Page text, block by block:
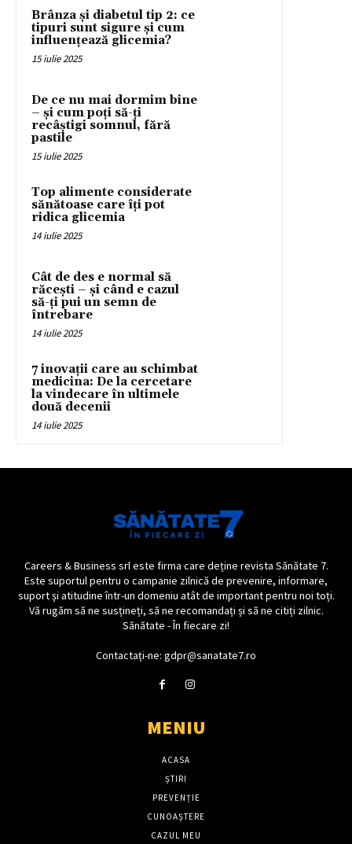
Brânza și diabetul tip 2: ce
tipuri sunt sigure și cum
influențează glicemia?
15 iulie 2025
De ce nu mai dormim bine
– și cum poți să-ți
recâștigi somnul, fără
pastile
15 iulie 2025
Top alimente considerate
sănătoase care îți pot
ridica glicemia
14 iulie 2025
Cât de des e normal să
răcești – și când e cazul
să-ți pui un semn de
întrebare
14 iulie 2025
7 inovații care au schimbat
medicina: De la cercetare
la vindecare în ultimele
două decenii
14 iulie 2025
Careers & Business srl este firma care deține revista Sănătate 7.
Este suportul pentru o campanie zilnică de prevenire, informare,
suport și atitudine într-un domeniu atât de important pentru noi toți.
Vă rugăm să ne susțineți, să ne recomandați și să ne citiți zilnic.
Sănătate - În fiecare zi!
Contactați-ne: gdpr@sanatate7.ro
MENIU
ACASA
ȘTIRI
PREVENȚIE
CUNOAȘTERE
CAZUL MEU